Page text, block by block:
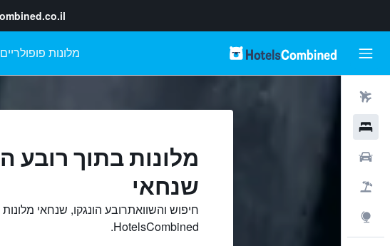
מלונות פופולריים
מלונות בתוך רובע
שנחאי
חיפוש והשוואתרובע הונגקו, שנחאי
HotelsCombined.